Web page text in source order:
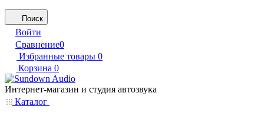
Поиск
Войти
Сравнение0
Избранные товары 0
Корзина 0
Интернет-магазин и студия автозвука
Каталог